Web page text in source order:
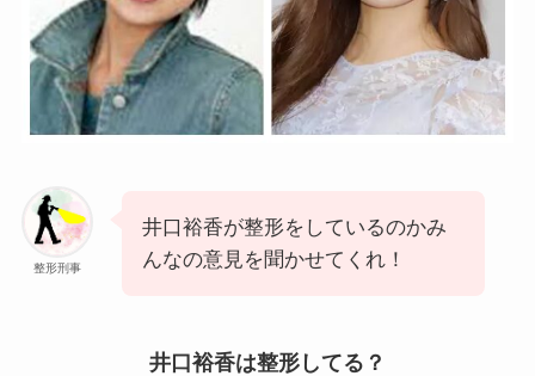
整形刑事
井口裕香が整形をしているのかみ
んなの意見を聞かせてくれ！
井口裕香は整形してる？